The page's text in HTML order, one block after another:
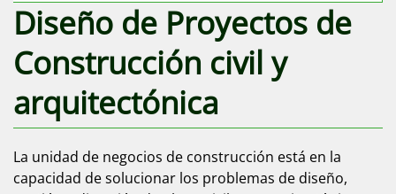
Diseño de Proyectos de
Construcción civil y
arquitectónica
La unidad de negocios de construcción está en la
capacidad de solucionar los problemas de diseño,